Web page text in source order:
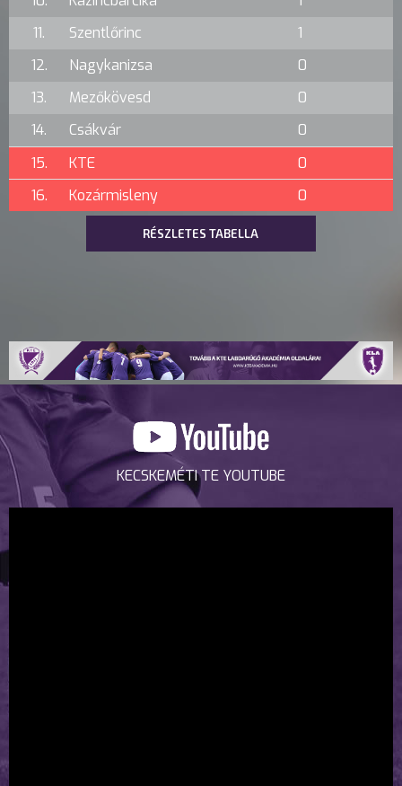
11.
Szentlőrinc
1
12.
Nagykanizsa
0
13.
Mezőkövesd
0
14.
Csákvár
0
15.
KTE
0
16.
Kozármisleny 0
RÉSZLETES TABELLA
KECSKEMÉTI TE YOUTUBE